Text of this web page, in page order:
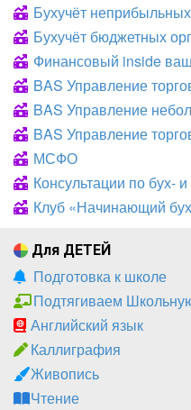
Бухучёт
Бухучёт бюджетных
Финансовый inside
BAS Управление
BAS Управление
BAS Управление
МСФО
Консультации по бух-
Клуб «Начинающий
Для ДЕТЕЙ
Подготовка к школе
Подтягиваем
Английский язык
Каллиграфия
Живопись
Чтение